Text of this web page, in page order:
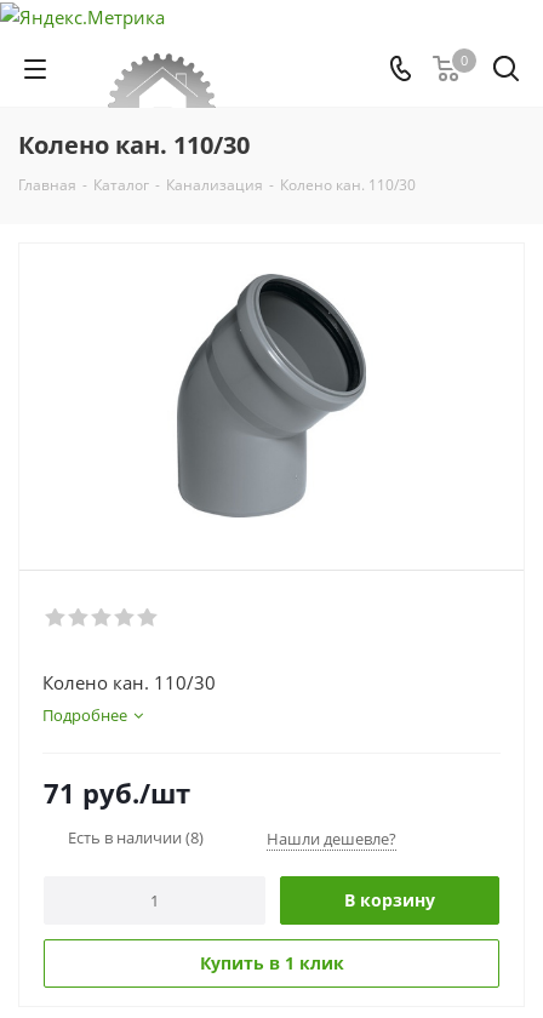
0
Колено кан. 110/30
Главная - Каталог - Канализация - Колено кан. 110/30
Колено кан. 110/30
Подробнее
71 руб./шт
Есть в наличии (8) Нашли дешевле?
В корзину
Купить в 1 клик